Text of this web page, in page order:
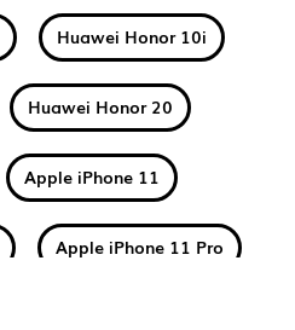
Huawei Honor 10i
Huawei Honor 20
Apple iPhone 11
Apple iPhone 11 Pro